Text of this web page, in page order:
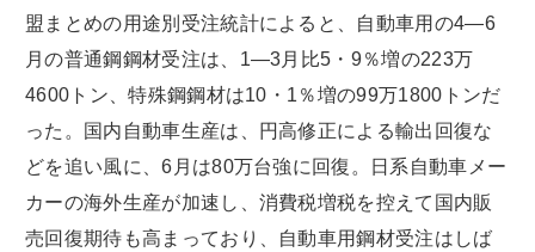
盟まとめの用途別受注統計によると、自動車用の4―6
月の普通鋼鋼材受注は、1―3月比5・9％増の223万
4600トン、特殊鋼鋼材は10・1％増の99万1800トンだ
った。国内自動車生産は、円高修正による輸出回復な
どを追い風に、6月は80万台強に回復。日系自動車メー
カーの海外生産が加速し、消費税増税を控えて国内販
売回復期待も高まっており、自動車用鋼材受注はしば